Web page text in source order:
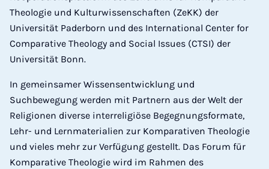
Theologie und Kulturwissenschaften (ZeKK) der
Universität Paderborn und des International Center for
Comparative Theology and Social Issues (CTSI) der
Universität Bonn.
In gemeinsamer Wissensentwicklung und
Suchbewegung werden mit Partnern aus der Welt der
Religionen diverse interreligiöse Begegnungsformate,
Lehr- und Lernmaterialien zur Komparativen Theologie
und vieles mehr zur Verfügung gestellt. Das Forum für
Komparative Theologie wird im Rahmen des